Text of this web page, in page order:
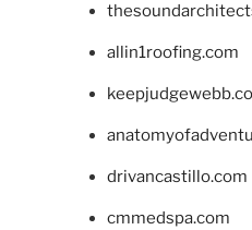
allin1roofing.com
drivancastillo.com
cmmedspa.com